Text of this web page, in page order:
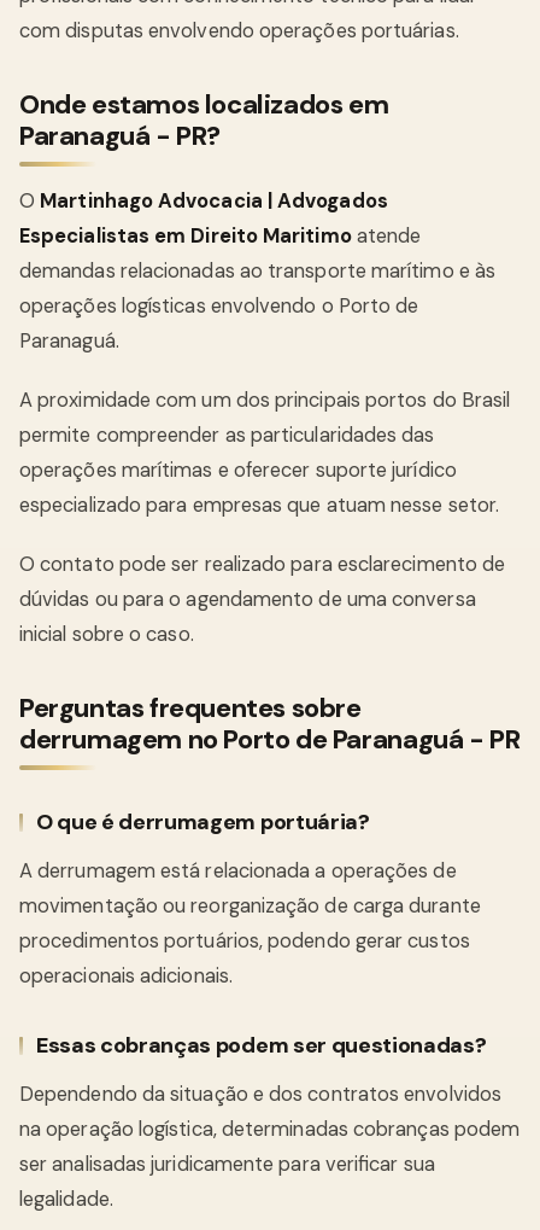
com disputas envolvendo operações portuárias.
Onde estamos localizados em
Paranaguá - PR?
O Martinhago Advocacia | Advogados
Especialistas em Direito Maritimoatende
demandas relacionadas ao transporte marítimo e às
operações logísticas envolvendo o Porto de
Paranaguá.
A proximidade com um dos principais portos do Brasil
permite compreender as particularidades das
operações marítimas e oferecer suporte jurídico
especializado para empresas que atuam nesse setor.
O contato pode ser realizado para esclarecimento de
dúvidas ou para o agendamento de uma conversa
inicial sobre o caso.
Perguntas frequentes sobre
derrumagem no Porto de Paranaguá - PR
O que é derrumagem portuária?
A derrumagem está relacionada a operações de
movimentação ou reorganização de carga durante
procedimentos portuários, podendo gerar custos
operacionais adicionais.
Essas cobranças podem ser questionadas?
Dependendo da situação e dos contratos envolvidos
na operação logística, determinadas cobranças podem
ser analisadas juridicamente para verificar sua
legalidade.